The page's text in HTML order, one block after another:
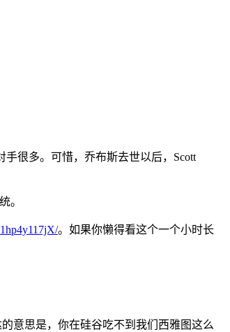
手很多。可惜，乔布斯去世以后，Scott
。
。如果你懒得看这个一个小时长
意思是，你在硅谷吃不到我们西雅图这么